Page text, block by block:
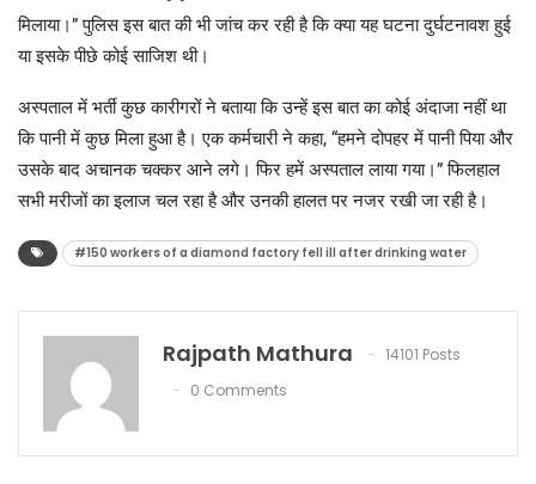
मिलाया।” पुलिस इस बात की भी जांच कर रही है कि क्या यह घटना दुर्घटनावश हुई
या इसके पीछे कोई साजिश थी।
अस्पताल में भर्ती कुछ कारीगरों ने बताया कि उन्हें इस बात का कोई अंदाजा नहीं था
कि पानी में कुछ मिला हुआ है। एक कर्मचारी ने कहा, “हमने दोपहर में पानी पिया और
उसके बाद अचानक चक्कर आने लगे। फिर हमें अस्पताल लाया गया।” फिलहाल
सभी मरीजों का इलाज चल रहा है और उनकी हालत पर नजर रखी जा रही है।
#150 workers of a diamond factory fell ill after drinking water
Rajpath Mathura
14101 Posts
0 Comments